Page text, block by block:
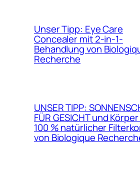
Unser Tipp: Eye Care
Concealer mit 2-in-1-
Behandlung von
Recherche
UNSER TIPP:
FÜR GESICHT und
100 % natürlicher
von Biologique